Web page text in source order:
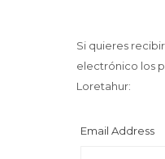
Si quieres
electrónico los
Loretahur:
Email Address